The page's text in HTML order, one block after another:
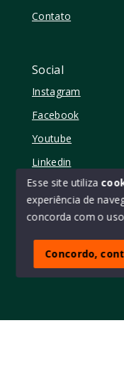
Contato
Social
Instagram
Facebook
Youtube
Linkedin
© Copyright 2026 -
SITE PARA IMOBILIARIA
Esse site utiliza
experiência de
concorda com o
Concordo,